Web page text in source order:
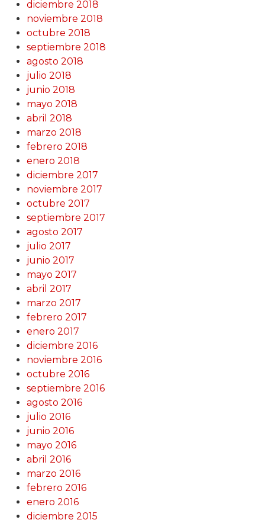
diciembre 2018
noviembre 2018
octubre 2018
septiembre 2018
agosto 2018
julio 2018
junio 2018
mayo 2018
abril 2018
marzo 2018
febrero 2018
enero 2018
diciembre 2017
noviembre 2017
octubre 2017
septiembre 2017
agosto 2017
julio 2017
junio 2017
mayo 2017
abril 2017
marzo 2017
febrero 2017
enero 2017
diciembre 2016
noviembre 2016
octubre 2016
septiembre 2016
agosto 2016
julio 2016
junio 2016
mayo 2016
abril 2016
marzo 2016
febrero 2016
enero 2016
diciembre 2015